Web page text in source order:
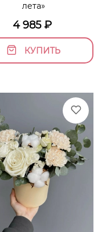
лета»
4 985₽
КУПИТЬ